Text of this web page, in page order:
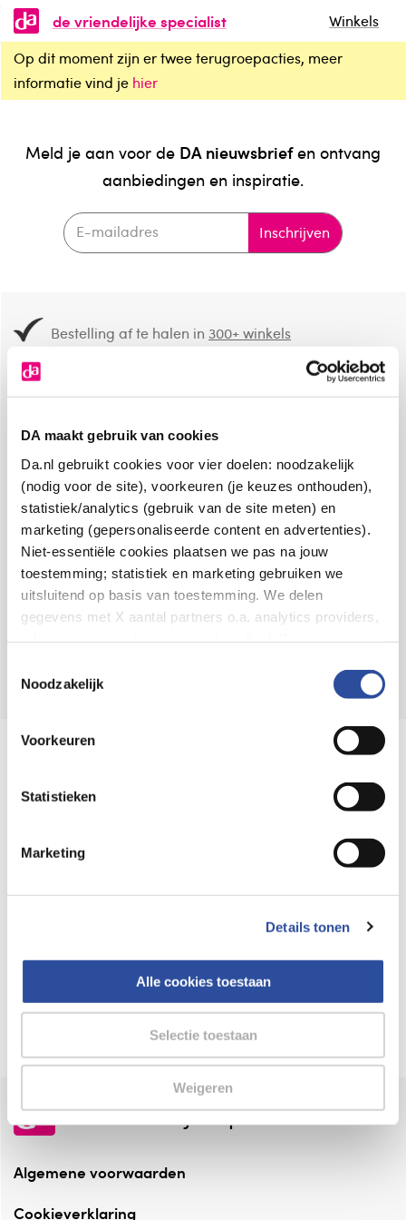
DA maakt gebruik van cookies
Da.nl gebruikt cookies voor vier doelen: noodzakelijk
(nodig voor de site), voorkeuren (je keuzes onthouden),
statistiek/analytics (gebruik van de site meten) en
marketing (gepersonaliseerde content en advertenties).
Niet-essentiële cookies plaatsen we pas na jouw
toestemming; statistiek en marketing gebruiken we
uitsluitend op basis van toestemming. We delen
gegevens met X aantal partners o.a. analytics providers,
en de bewaartermijnen per categorie. Je kunt je keuze op
gegevensverwerking staat in de
Privacyverklaring
Noodzakelijk
Voorkeuren
Statistieken
Marketing
Details tonen
Alle cookies toestaan
Selectie toestaan
Weigeren
de vriendelijke specialist
Winkels
Op dit moment zijn er twee terugroepacties, meer
informatie vind je hier
Meld je aan voor de DA nieuwsbriefen ontvang
aanbiedingen en inspiratie.
Inschrijven
Bestelling af te halen in300+ winkels
8.6 uit4.106 reviews
Over DA
Klantenservice
Assortiment
VolgDAop:
Online aanbieder medicijnen
webshop mag verkopen.
⁠Verantwoorde zorg, ⁠ook online.
Altijd onze folder bij de hand
Check onze folders ⁠bij AlleFolders.
de vriendelijke specialist
Algemene voorwaarden
Cookieverklaring